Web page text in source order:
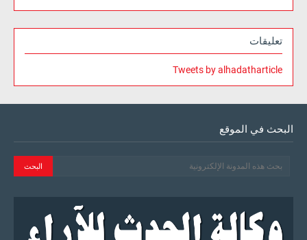
تعليقات
Tweets by alhadatharticle
البحث في الموقع